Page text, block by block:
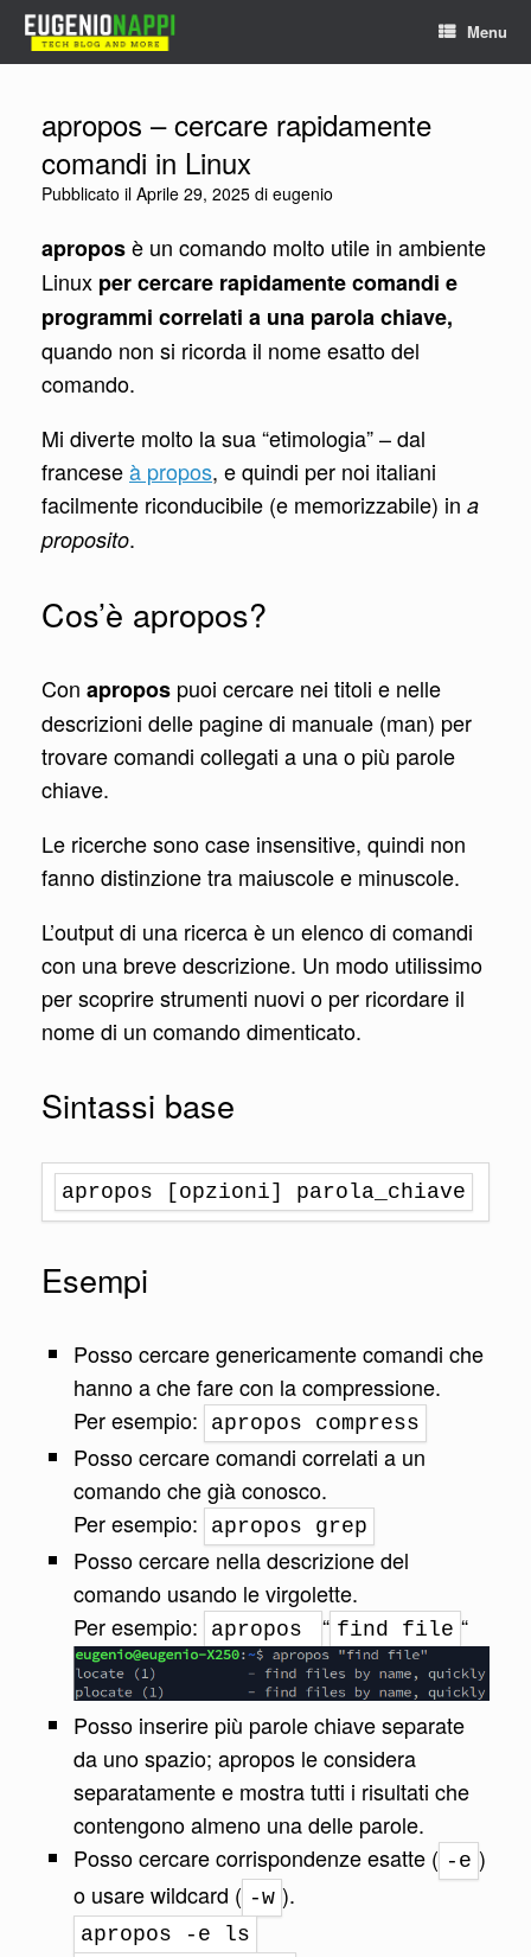
contenuto
Menu
apropos – cercare rapidamente
comandi in Linux
Pubblicato il Aprile 29, 2025 di eugenio
aproposè un comando molto utile in ambiente
Linux per cercare rapidamente comandi e
programmi correlati a una parola chiave,
quando non si ricorda il nome esatto del
comando.
Mi diverte molto la sua “etimologia” – dal
franceseà propos, e quindi per noi italiani
facilmente riconducibile (e memorizzabile) in a
proposito.
Cos’è apropos?
Con apropos puoi cercare nei titoli e nelle
descrizioni delle pagine di manuale (man) per
trovare comandi collegati a una o più parole
chiave.
Le ricerche sono case insensitive, quindi non
fanno distinzione tra maiuscole e minuscole.
L’output di una ricerca è un elenco di comandi
con una breve descrizione. Un modo utilissimo
per scoprire strumenti nuovi o per ricordare il
nome di un comando dimenticato.
Sintassi base
apropos [opzioni] parola_chiave
Esempi
Posso cercare genericamente comandi che
hanno a che fare con la compressione.
Per esempio:
apropos compress
Posso cercare comandi correlati a un
comando che già conosco.
Per esempio:
apropos grep
Posso cercare nella descrizione del
comando usando le virgolette.
Per esempio:
apropos “ find file “
Posso inserire più parole chiave separate
da uno spazio; apropos le considera
separatamente e mostra tutti i risultati che
contengono almeno una delle parole.
Posso cercare corrispondenze esatte ( -e )
o usare wildcard ( -w ).
apropos -e ls